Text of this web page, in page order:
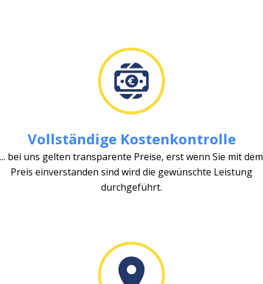
Vollständige Kostenkontrolle
... bei uns gelten transparente Preise, erst wenn Sie mit dem
Preis einverstanden sind wird die gewünschte Leistung
durchgeführt.